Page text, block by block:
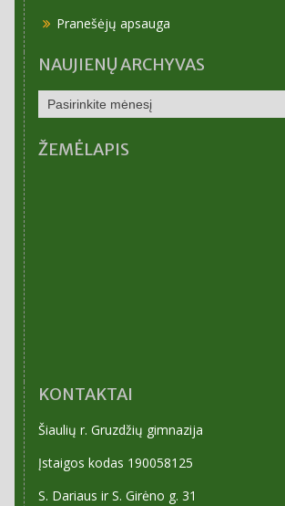
Pranešėjų apsauga
NAUJIENŲ ARCHYVAS
NAUJIENŲ
ARCHYVAS
ŽEMĖLAPIS
KONTAKTAI
Šiaulių r. Gruzdžių gimnazija
Įstaigos kodas 190058125
S. Dariaus ir S. Girėno g. 31